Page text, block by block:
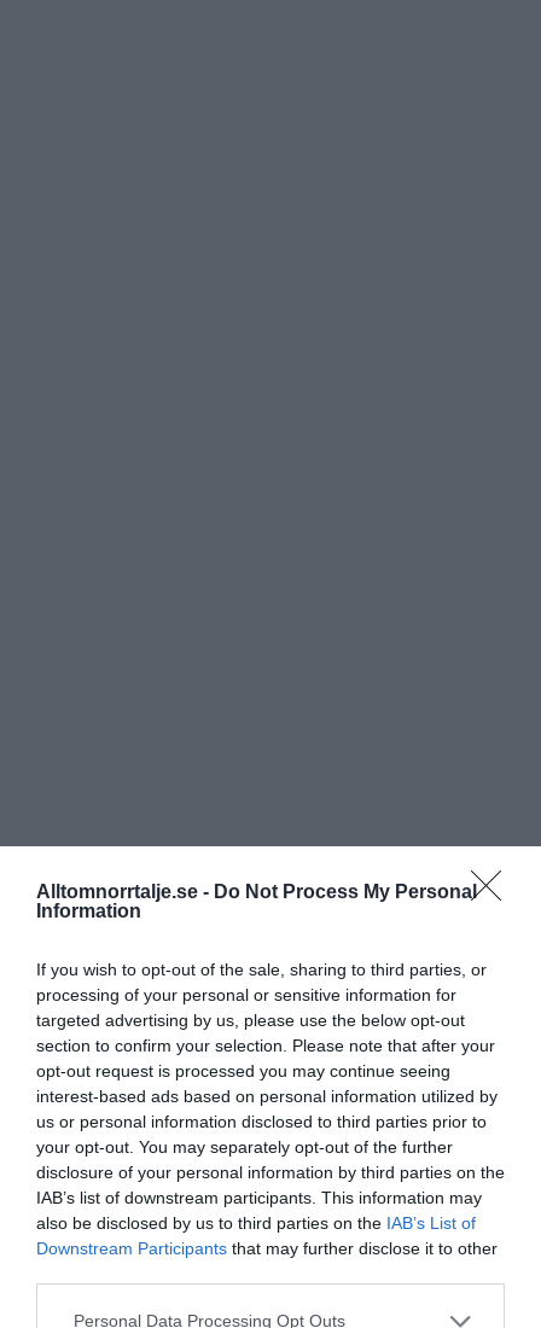
Alltomnorrtalje.se - Do Not Process My Personal
Information
If you wish to opt-out of the sale, sharing to third parties, or
processing of your personal or sensitive information for
targeted advertising by us, please use the below opt-out
section to confirm your selection. Please note that after your
opt-out request is processed you may continue seeing
interest-based ads based on personal information utilized by
us or personal information disclosed to third parties prior to
your opt-out. You may separately opt-out of the further
disclosure of your personal information by third parties on the
IAB’s list of downstream participants. This information may
also be disclosed by us to third parties on the IAB’s List of
Downstream Participants that may further disclose it to other
Personal Data Processing Opt Outs